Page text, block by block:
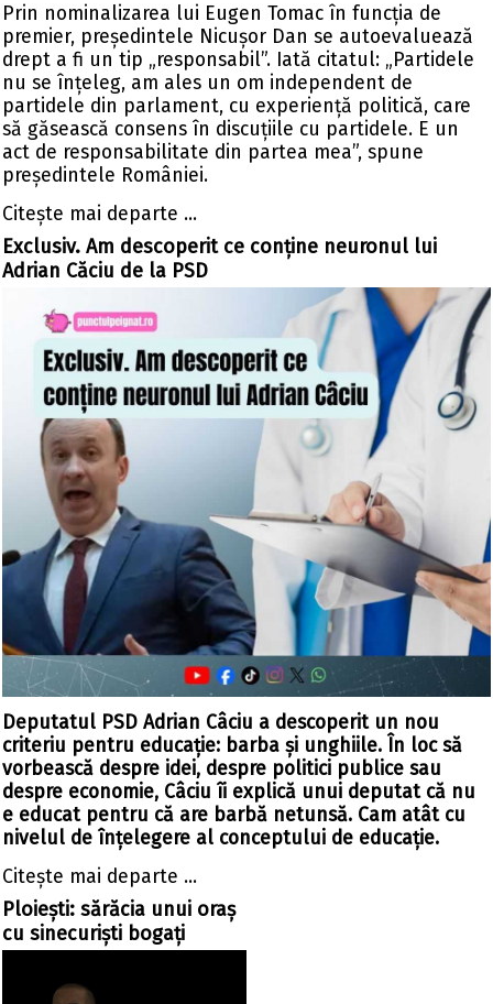
Prin nominalizarea lui Eugen Tomac în funcția de
premier, președintele Nicușor Dan se autoevaluează
drept a fi un tip „responsabil”. Iată citatul: „Partidele
nu se înțeleg, am ales un om independent de
partidele din parlament, cu experiență politică, care
să găsească consens în discuțiile cu partidele. E un
act de responsabilitate din partea mea”, spune
președintele României.
Citeşte mai departe ...
Exclusiv. Am descoperit ce conține neuronul lui
Adrian Căciu de la PSD
Deputatul PSD Adrian Câciu a descoperit un nou
criteriu pentru educație: barba și unghiile. În loc să
vorbească despre idei, despre politici publice sau
despre economie, Câciu îi explică unui deputat că nu
e educat pentru că are barbă netunsă. Cam atât cu
nivelul de înțelegere al conceptului de educație.
Citeşte mai departe ...
Ploiești: sărăcia unui oraș
cu sinecuriști bogați